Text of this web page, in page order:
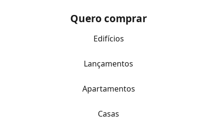
Quero comprar
Edifícios
Lançamentos
Apartamentos
Casas